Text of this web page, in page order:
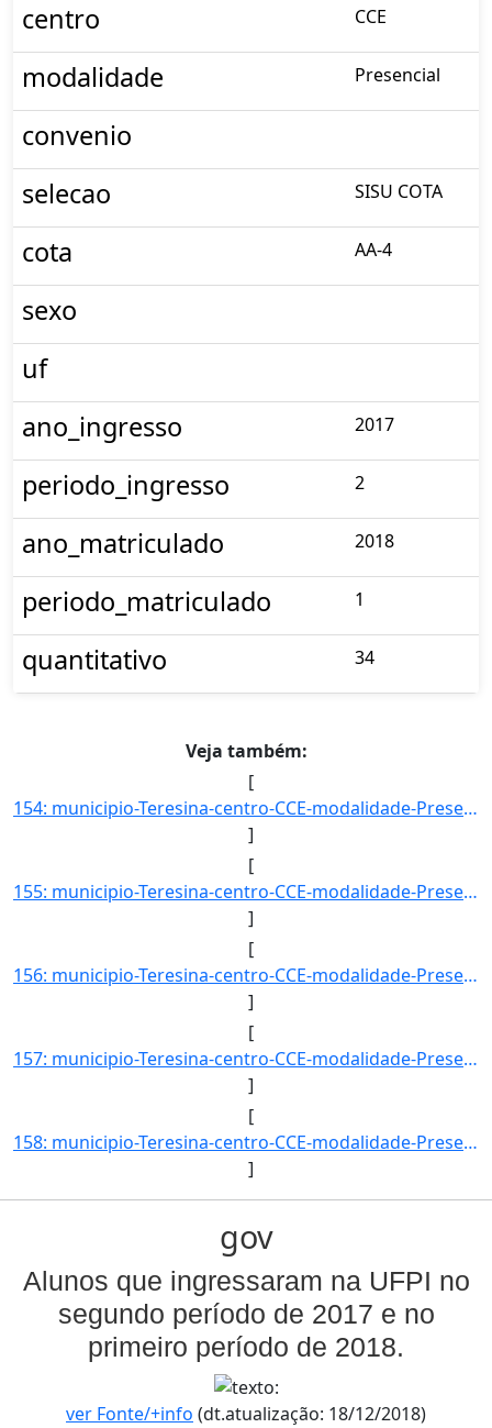
centro CCE
modalidade Presencial
convenio
selecao
SISU COTA
cota AA-4
sexo
uf
ano_ingresso
2017
periodo_ingresso 2
ano_matriculado 2018
periodo_matriculado 1
quantitativo 34
Veja também:
[
154: municipio-Teresina-centro-CCE-modalidade-Presencial-convenio--selecao-SISU_COTA-cota-AA-6-sexo-F-uf-]
]
[
155: municipio-Teresina-centro-CCE-modalidade-Presencial-convenio--selecao-SISU_COTA-cota-AA-6-sexo-M-uf-]
]
[
156: municipio-Teresina-centro-CCE-modalidade-Presencial-convenio--selecao-SISU_COTA-cota-AA-7-sexo--uf--]
]
[
157: municipio-Teresina-centro-CCE-modalidade-Presencial-convenio--selecao-SISU_COTA-cota-AA-8-sexo-M-uf-]
]
[
158: municipio-Teresina-centro-CCE-modalidade-Presencial-convenio--selecao-SISU-cota-AC-sexo-F-uf--ano_in]
]
gov
Alunos que ingressaram na UFPI no
segundo período de 2017 e no
primeiro período de 2018.
ver Fonte/+info (dt.atualização: 18/12/2018)